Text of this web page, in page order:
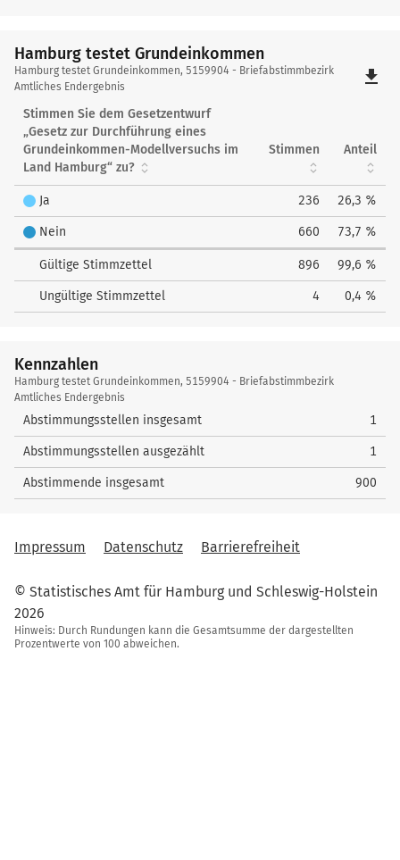
Hamburg testet Grundeinkommen
Hamburg
testet
Grundeinkommen
Hamburg testet Grundeinkommen, 5159904 - Briefabstimmbezirk
Amtliches Endergebnis
file_download
Stimmen Sie dem Gesetzentwurf
„Gesetz zur Durchführung eines
Grundeinkommen-Modellversuchs im
Land Hamburg“ zu?
Stimmen Anteil
Ja 236 26,3 %
Nein 660 73,7 %
Gültige Stimmzettel 896 99,6 %
Ungültige Stimmzettel 4 0,4 %
Kennzahlen
Kennzahlen
Hamburg testet Grundeinkommen, 5159904 - Briefabstimmbezirk
Amtliches Endergebnis
Abstimmungsstellen insgesamt 1
Abstimmungsstellen ausgezählt 1
Abstimmende insgesamt 900
Impressum Datenschutz Barrierefreiheit
© Statistisches Amt für Hamburg und Schleswig-Holstein
2026
Hinweis: Durch Rundungen kann die Gesamtsumme der dargestellten
Prozentwerte von 100 abweichen.